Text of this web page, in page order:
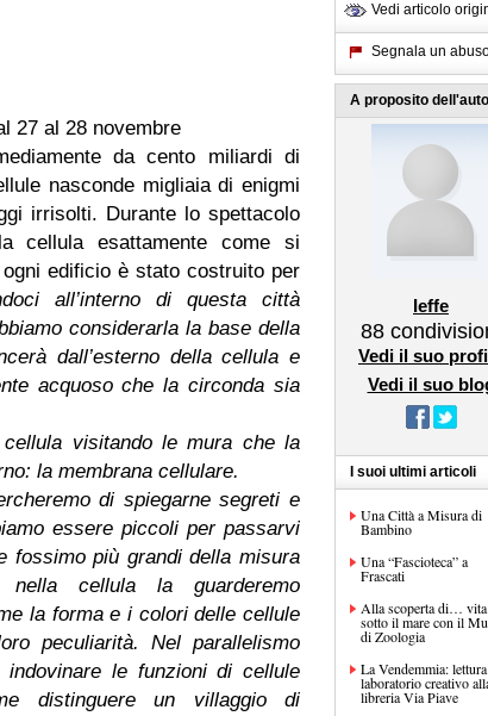
27 al 28 novembre
da cento miliardi di
nasconde migliaia di enigmi
irrisolti. Durante lo spettacolo
cellula esattamente come si
edificio è stato costruito per
all’interno di questa città
considerarla la base della
dall’esterno della cellula e
acquoso che la circonda sia
visitando le mura che la
la membrana cellulare.
di spiegarne segreti e
essere piccoli per passarvi
fossimo più grandi della misura
cellula la guarderemo
la forma e i colori delle cellule
peculiarità. Nel parallelismo
le funzioni di cellule
distinguere un villaggio di
Vedi articolo
Segnala un
A proposito
Ieffe
88
Vedi il suo
Vedi il suo
I suoi ultimi articoli
Una Città a Misura di
Bambino
Una “Fascioteca” a
Frascati
Alla scoperta di… vita
sotto il mare con il
di Zoologia
La Vendemmia:
laboratorio creativo
libreria Via Piave